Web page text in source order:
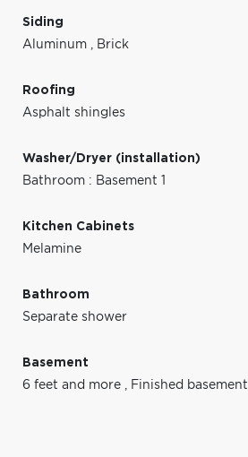
Siding
Aluminum , Brick
Roofing
Asphalt shingles
Washer/Dryer (installation)
Bathroom : Basement 1
Kitchen Cabinets
Melamine
Bathroom
Separate shower
Basement
6 feet and more , Finished basement